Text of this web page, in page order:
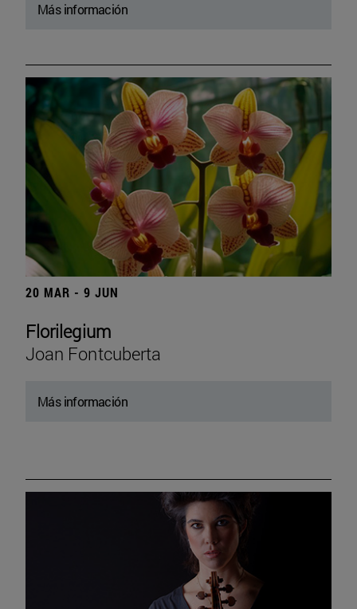
Más información
20 MAR - 9 JUN
Florilegium
Joan Fontcuberta
Más información